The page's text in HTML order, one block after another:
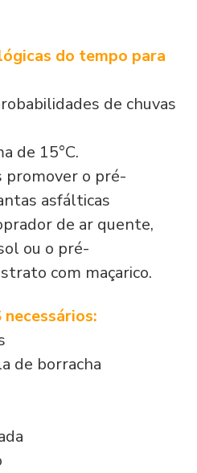
do tempo para
de chuvas
de 15°C.
promover o pré-
asfálticas
de ar quente,
ou o pré-
com maçarico.
de borracha